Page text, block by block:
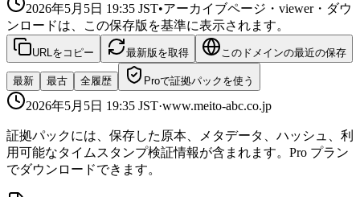
2026年5月5日 19:35 JST•アーカイブページ・viewer・ダウ
ンロードは、この保存版を基準に表示されます。
URLをコピー 最新版を取得 このドメインの最近の保存
最新 最古 全履歴 Proで証拠パックを使う
2026年5月5日 19:35 JST·www.meito-abc.co.jp
証拠パックには、保存した原本、メタデータ、ハッシュ、利
用可能なタイムスタンプ検証情報が含まれます。Pro プラン
でダウンロードできます。